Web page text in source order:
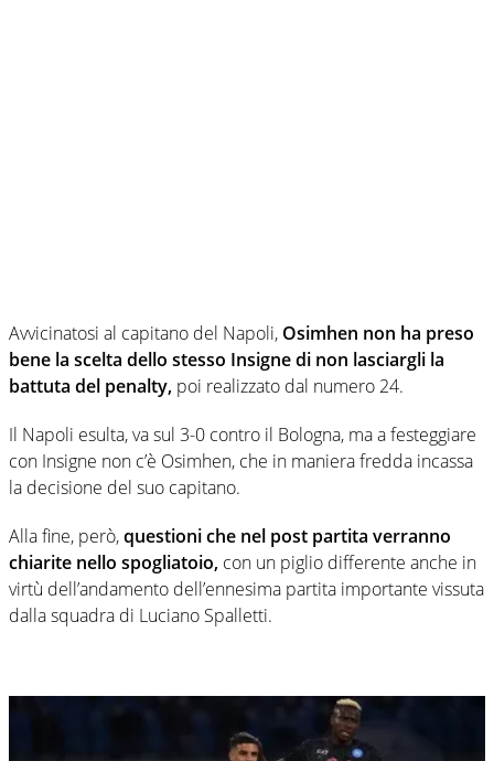
Avvicinatosi al capitano del Napoli, Osimhen non ha preso
bene la scelta dello stesso Insigne di non lasciargli la
battuta del penalty, poi realizzato dal numero 24.
Il Napoli esulta, va sul 3-0 contro il Bologna, ma a festeggiare
con Insigne non c’è Osimhen, che in maniera fredda incassa
la decisione del suo capitano.
Alla fine, però,questioni che nel post partita verranno
chiarite nello spogliatoio, con un piglio differente anche in
virtù dell’andamento dell’ennesima partita importante vissuta
dalla squadra di Luciano Spalletti.